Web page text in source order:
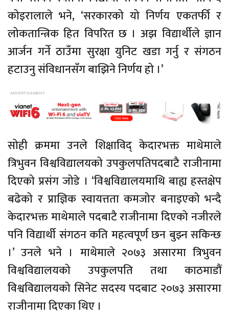
कोइरालाले भने, ‘सरकारको यो निर्णय एकतर्फी र
लोकतान्त्रिक हित विपरित छ । अझ विद्यार्थीले ज्ञान
आर्जन गर्ने ठाउँमा सुरक्षा युनिट खडा गर्नु र संगठन
हटाउनु संविधानसँग बाझिने निर्णय हो ।’
सोही क्रममा उनले शिक्षाविद् केदारभक्त माथेमाले
त्रिभुवन विश्वविद्यालयको उपकुलपतिपदबाटै राजीनामा
दिएको प्रसंग जोडे । ‘विश्वविद्यालयमाथि बाह्य हस्तक्षेप
बढेको र प्राज्ञिक स्वायत्तता कमजोर बनाइएको भन्दै
केदारभक्त माथेमाले पदबाटै राजीनामा दिएको नजीरले
पनि विद्यार्थी संगठन कति महत्वपूर्ण छन बुझ्न सकिन्छ
।’ उनले भने । माथेमाले २०७३ असारमा त्रिभुवन
विश्वविद्यालयको उपकुलपति तथा काठमाडौं
विश्वविद्यालयको सिनेट सदस्य पदबाट २०७३ असारमा
राजीनामा दिएका थिए ।